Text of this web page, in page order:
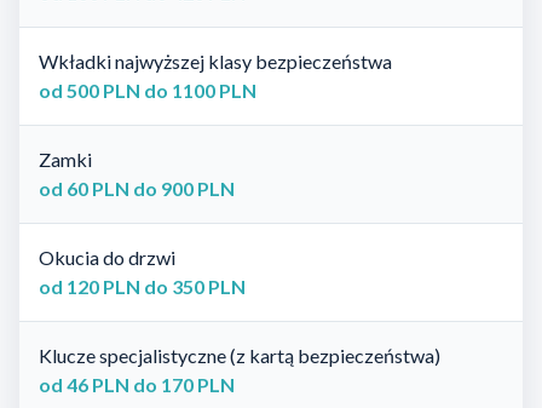
Wkładki najwyższej klasy bezpieczeństwa
od 500 PLN do 1100 PLN
Zamki
od 60 PLN do 900 PLN
Okucia do drzwi
od 120 PLN do 350 PLN
Klucze specjalistyczne (z kartą bezpieczeństwa)
od 46 PLN do 170 PLN